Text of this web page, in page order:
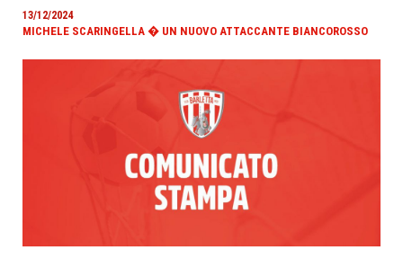
13/12/2024
MICHELE SCARINGELLA � UN NUOVO ATTACCANTE BIANCOROSSO